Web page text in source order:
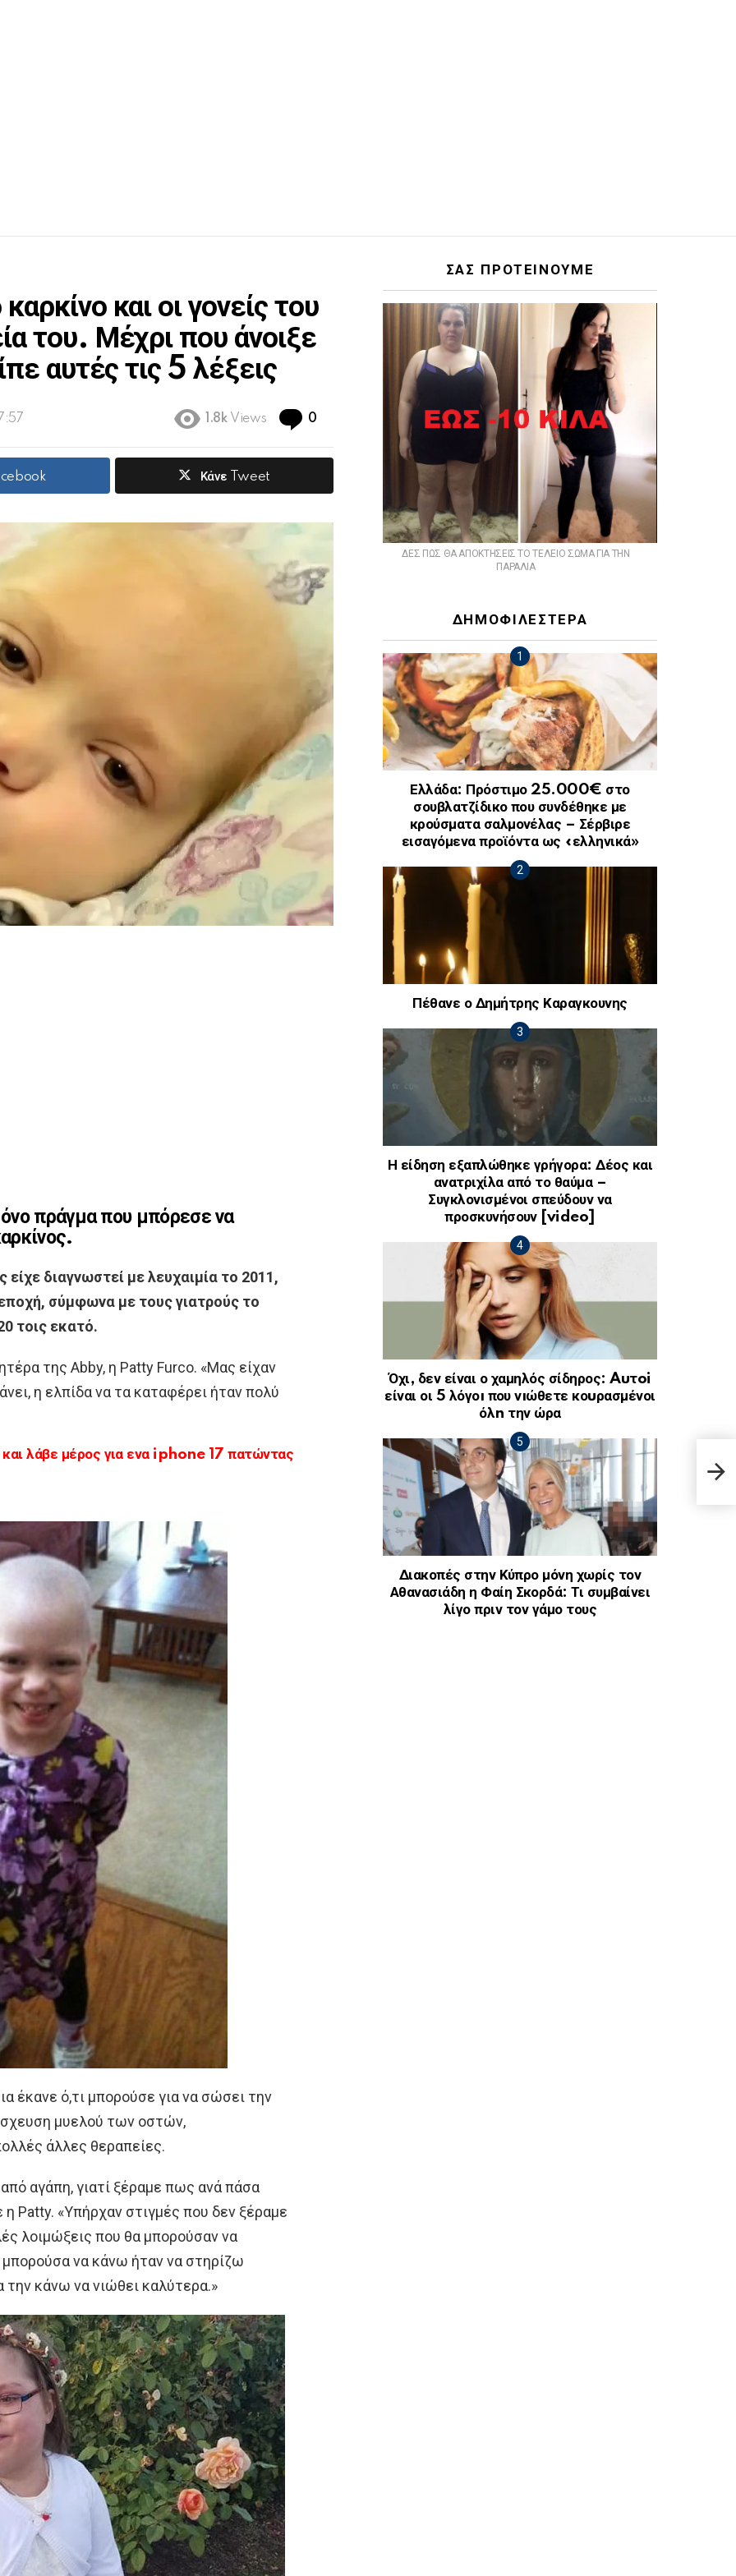
και οι γονείς του
του. Μέχρι που άνοιξε
αυτές τις 5 λέξεις
1.8k Views 0
Κάνε Tweet
πράγμα που μπόρεσε να
διαγνωστεί με λευχαιμία το 2011,
σύμφωνα με τους γιατρούς το
τοις εκατό.
της Abby, η Patty Furco. «Μας είχαν
η ελπίδα να τα καταφέρει ήταν πολύ
λάβε μέρος για ενα iphone 17 πατώντας
έκανε ό,τι μπορούσε για να σώσει την
μυελού των οστών,
άλλες θεραπείες.
αγάπη, γιατί ξέραμε πως ανά πάσα
Patty. «Υπήρχαν στιγμές που δεν ξέραμε
λοιμώξεις που θα μπορούσαν να
να κάνω ήταν να στηρίζω
κάνω να νιώθει καλύτερα.»
ΣΑΣ ΠΡΟΤΕΙΝΟΥΜΕ
ΔΕΣ ΠΩΣ ΘΑ ΑΠΟΚΤΗΣΕΙΣ ΤΟ ΤΕΛΕΙΟ ΣΩΜΑ ΓΙΑ ΤΗΝ
ΠΑΡΑΛΙΑ
ΔΗΜΟΦΙΛΕΣΤΕΡΑ
Ελλάδα: Πρόστιμο 25.000€ στο
σουβλατζίδικο που συνδέθηκε με
κρούσματα σαλμονέλας – Σέρβιρε
εισαγόμενα προϊόντα ως «ελληνικά»
Πέθανε ο Δημήτρης Καραγκουνης
Η είδηση εξαπλώθηκε γρήγορα: Δέος και
ανατριχίλα από το θαύμα –
Συγκλονισμένοι σπεύδουν να
προσκυνήσουν [video]
Όχι, δεν είναι ο χαμηλός σίδηρος: Auτoi
είναι οι 5 λόγοı που νıώθετε κοuρασμένοι
όλn την ώρα
Διακοπές στην Κύπρο μόνη χωρίς τον
Αθανασιάδη η Φαίη Σκορδά: Τι συμβαίνει
λίγο πριν τον γάμο τους